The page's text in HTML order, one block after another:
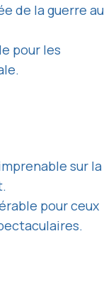
de la guerre au
pour les
sur la
pour ceux